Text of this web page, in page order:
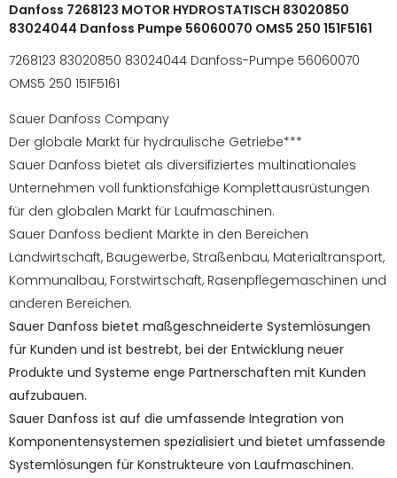
Danfoss 7268123 MOTOR HYDROSTATISCH 83020850
83024044 Danfoss Pumpe 56060070 OMS5 250 151F5161
7268123 83020850 83024044 Danfoss-Pumpe 56060070
OMS5 250 151F5161
Sauer Danfoss Company
Der globale Markt für hydraulische Getriebe***
Sauer Danfoss bietet als diversifiziertes multinationales
Unternehmen voll funktionsfähige Komplettausrüstungen
für den globalen Markt für Laufmaschinen.
Sauer Danfoss bedient Märkte in den Bereichen
Landwirtschaft, Baugewerbe, Straßenbau, Materialtransport,
Kommunalbau, Forstwirtschaft, Rasenpflegemaschinen und
anderen Bereichen.
Sauer Danfoss bietet maßgeschneiderte Systemlösungen
für Kunden und ist bestrebt, bei der Entwicklung neuer
Produkte und Systeme enge Partnerschaften mit Kunden
aufzubauen.
Sauer Danfoss ist auf die umfassende Integration von
Komponentensystemen spezialisiert und bietet umfassende
Systemlösungen für Konstrukteure von Laufmaschinen.